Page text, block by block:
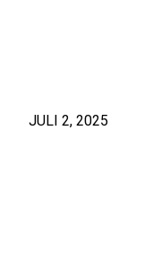
JULI 2, 2025